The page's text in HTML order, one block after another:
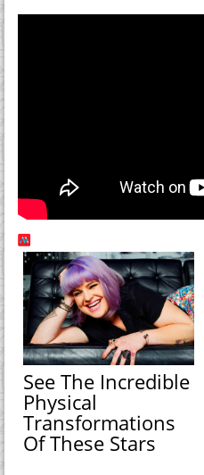
See The Incredible
Physical
Transformations
Of These Stars